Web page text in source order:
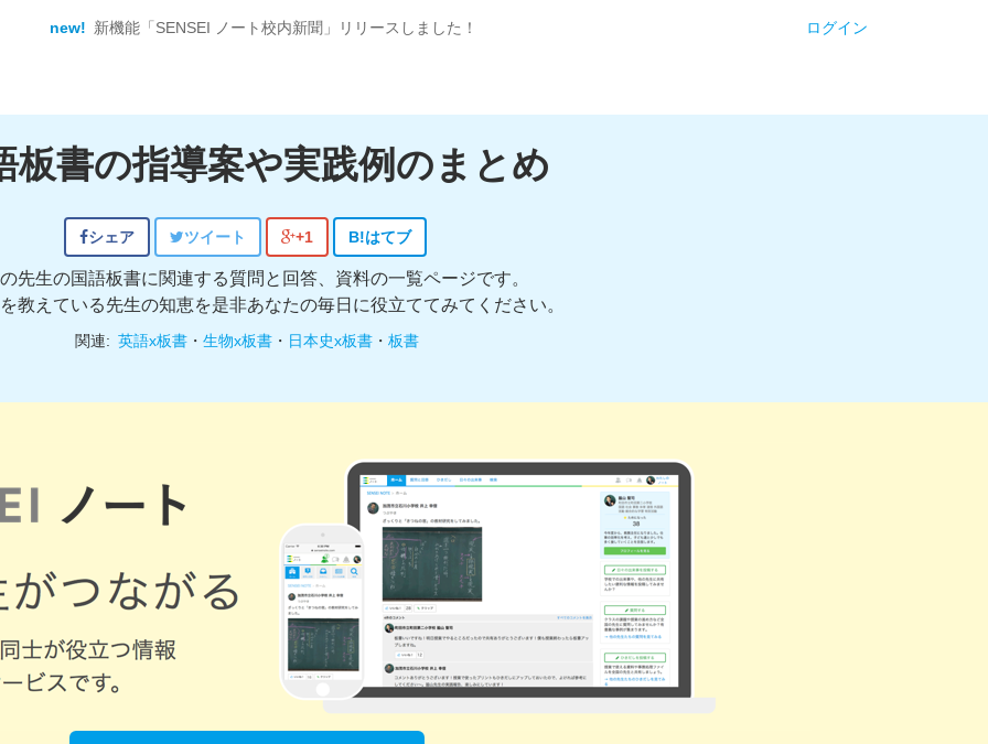
new! 新機能「SENSEI ノート校内新聞」リリースしました！ ログイン
板書の指導案や実践例のまとめ
シェア ツイート +1 B!はてブ
先生の国語板書に関連する質問と回答、資料の一覧ページです。
教えている先生の知恵を是非あなたの毎日に役立ててみてください。
関連: 英語x板書 ・ 生物x板書 ・ 日本史x板書 ・ 板書